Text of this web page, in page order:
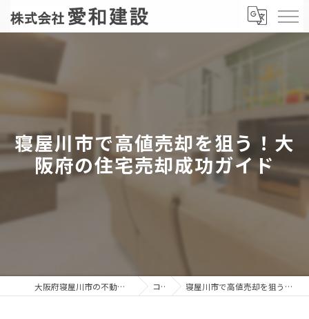
寝屋川市で高値売却を狙う！大
阪府の住宅売却成功ガイド
大阪府寝屋川市の不動産売却なら株式会社愛和建設 コラム 寝屋川市で高値売却を狙う！大阪府の住宅売却成功ガイド